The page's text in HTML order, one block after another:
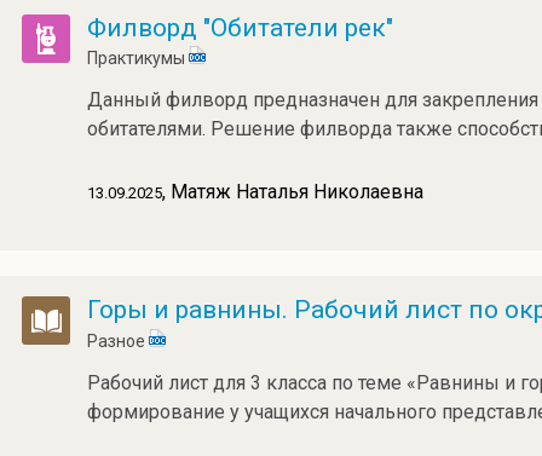
Филворд "Обитатели рек"
Практикумы
Данный филворд предназначен для
обитателями. Решение филворда также
13.09.2025, Матяж Наталья Николаевна
Горы и равнины. Рабочий лист по
Разное
Рабочий лист для 3 класса по теме «Равнины и
формирование у учащихся начального